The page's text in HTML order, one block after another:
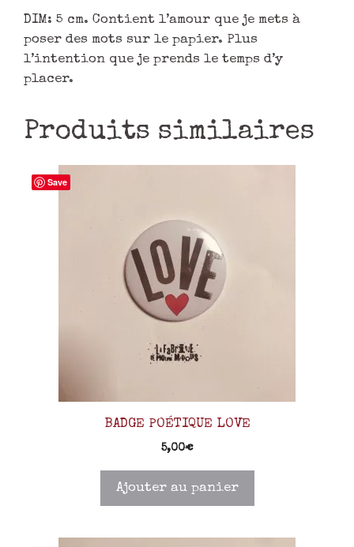
DIM: 5 cm. Contient l’amour que je mets à
poser des mots sur le papier. Plus
l’intention que je prends le temps d’y
placer.
Produits similaires
Save
BADGE POÉTIQUE LOVE
5,00€
Ajouter au panier